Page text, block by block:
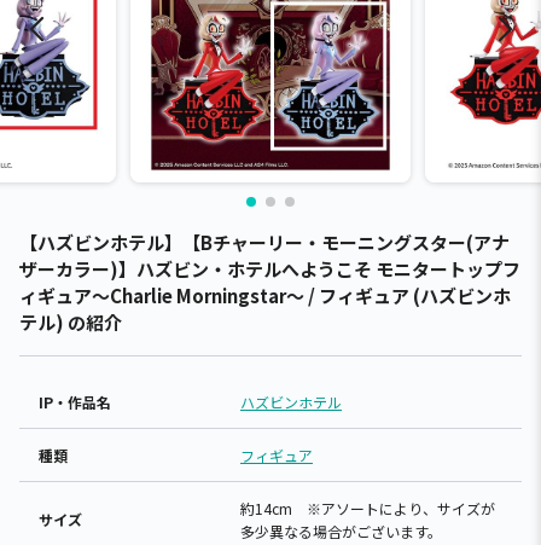
【ハズビンホテル】【Bチャーリー・モーニングスター(アナ
ザーカラー)】ハズビン・ホテルへようこそ モニタートップフ
ィギュア～Charlie Morningstar～ / フィギュア (ハズビンホ
テル) の紹介
IP・作品名 ハズビンホテル
種類 フィギュア
サイズ
約14cm ※アソートにより、サイズが
多少異なる場合がございます。